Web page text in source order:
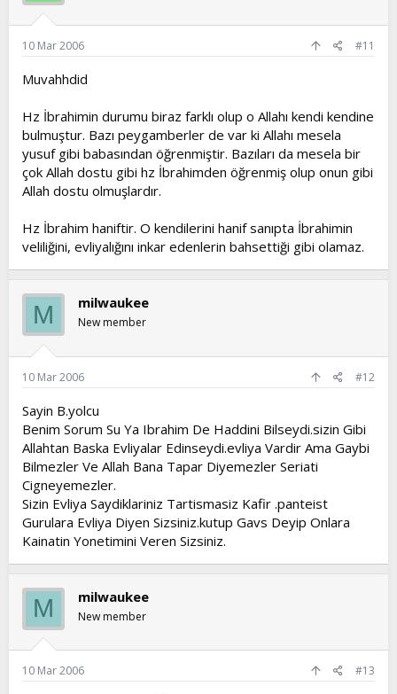
10 Mar 2006 #11
Muvahhdid
Hz İbrahimin durumu biraz farklı olup o Allahı kendi kendine
bulmuştur. Bazı peygamberler de var ki Allahı mesela
yusuf gibi babasından öğrenmiştir. Bazıları da mesela bir
çok Allah dostu gibi hz İbrahimden öğrenmiş olup onun gibi
Allah dostu olmuşlardır.
Hz İbrahim haniftir. O kendilerini hanif sanıpta İbrahimin
veliliğini, evliyalığını inkar edenlerin bahsettiği gibi olamaz.
M milwaukee
New member
10 Mar 2006 #12
Sayin B.yolcu
Benim Sorum Su Ya Ibrahim De Haddini Bilseydi.sizin Gibi
Allahtan Baska Evliyalar Edinseydi.evliya Vardir Ama Gaybi
Bilmezler Ve Allah Bana Tapar Diyemezler Seriati
Cigneyemezler.
Sizin Evliya Saydiklariniz Tartismasiz Kafir .panteist
Gurulara Evliya Diyen Sizsiniz.kutup Gavs Deyip Onlara
Kainatin Yonetimini Veren Sizsiniz.
M milwaukee
New member
10 Mar 2006 #13